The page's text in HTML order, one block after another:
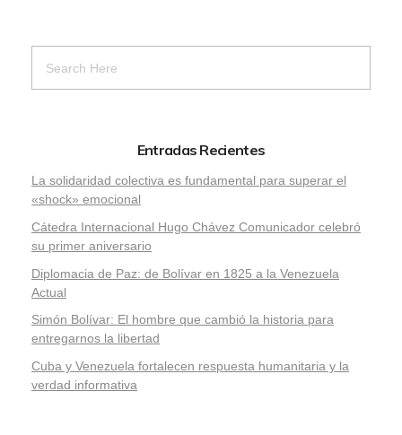
Entradas Recientes
La solidaridad colectiva es fundamental para superar el
«shock» emocional
Cátedra Internacional Hugo Chávez Comunicador celebró
su primer aniversario
Diplomacia de Paz: de Bolívar en 1825 a la Venezuela
Actual
Simón Bolívar: El hombre que cambió la historia para
entregarnos la libertad
​Cuba y Venezuela fortalecen respuesta humanitaria y la
verdad informativa